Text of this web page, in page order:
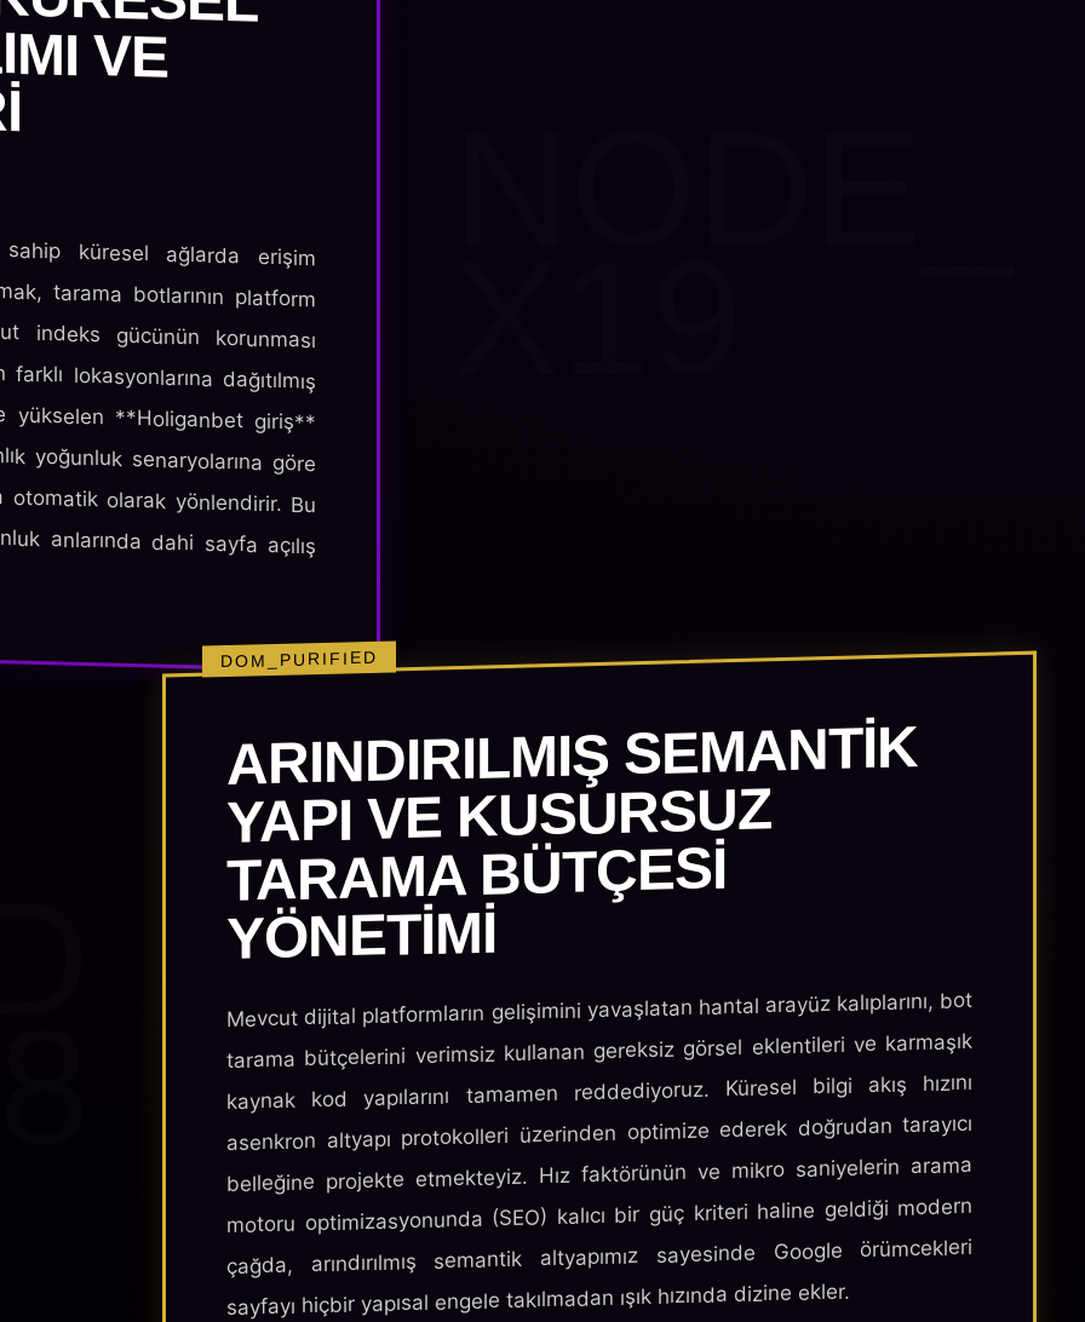
küresel ağlarda erişim
tarama botlarının platform
indeks gücünün korunması
lokasyonlarına dağıtılmış
yükselen **Holiganbet giriş**
yoğunluk senaryolarına göre
olarak yönlendirir. Bu
anlarında dahi sayfa açılış
DOM_PURIFIED
ARINDIRILMIŞ SEMANTIK
YAPI VE KUSURSUZ
TARAMA BÜTÇESI
YÖNETIMI
Mevcut dijital platformların gelişimini yavaşlatan hantal arayüz kalıplarını, bot
tarama bütçelerini verimsiz kullanan gereksiz görsel eklentileri ve karmaşık
kaynak kod yapılarını tamamen reddediyoruz. Küresel bilgi akış hızını
asenkron altyapı protokolleri üzerinden optimize ederek doğrudan tarayıcı
belleğine projekte etmekteyiz. Hız faktörünün ve mikro saniyelerin arama
motoru optimizasyonunda (SEO) kalıcı bir güç kriteri haline geldiği modern
çağda, arındırılmış semantik altyapımız sayesinde Google örümcekleri
sayfayı hiçbir yapısal engele takılmadan ışık hızında dizine ekler.